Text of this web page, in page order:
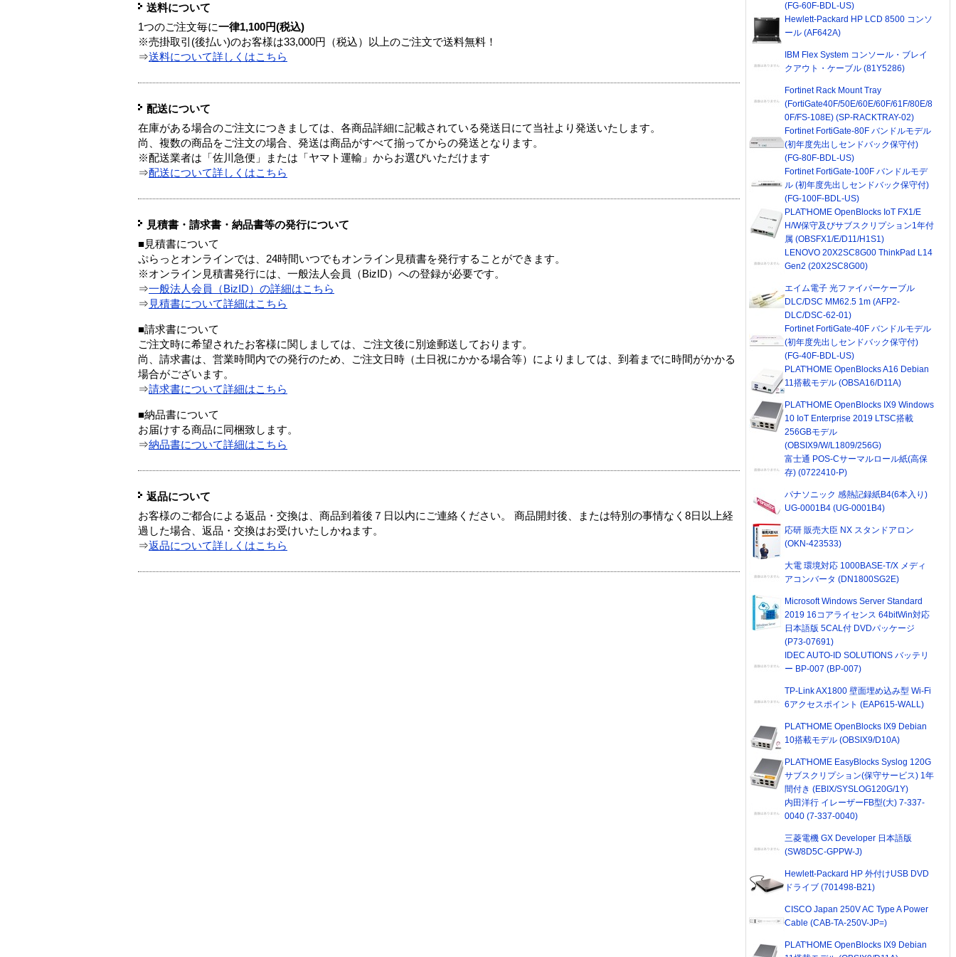
送料について
1つのご注文毎に一律1,100円(税込)
※売掛取引(後払い)のお客様は33,000円（税込）以上のご注文で送料無料！
⇒送料について詳しくはこちら
配送について
在庫がある場合のご注文につきましては、各商品詳細に記載されている発送日にて当社より発送いたします。
尚、複数の商品をご注文の場合、発送は商品がすべて揃ってからの発送となります。
※配送業者は「佐川急便」または「ヤマト運輸」からお選びいただけます
⇒配送について詳しくはこちら
見積書・請求書・納品書等の発行について
■見積書について
ぷらっとオンラインでは、24時間いつでもオンライン見積書を発行することができます。
※オンライン見積書発行には、一般法人会員（BizID）への登録が必要です。
⇒一般法人会員（BizID）の詳細はこちら
⇒ 見積書について詳細はこちら
■請求書について
ご注文時に希望されたお客様に関しましては、ご注文後に別途郵送しております。
尚、請求書は、営業時間内での発行のため、ご注文日時（土日祝にかかる場合等）によりましては、到着までに時間がかかる
場合がございます。
⇒請求書について詳細はこちら
■納品書について
お届けする商品に同梱致します。
⇒納品書について詳細はこちら
返品について
お客様のご都合による返品・交換は、商品到着後７日以内にご連絡ください。 商品開封後、または特別の事情なく8日以上経
過した場合、返品・交換はお受けいたしかねます。
⇒返品について詳しくはこちら
(FG-60F-BDL-US)
Hewlett-Packard HP LCD 8500 コンソ
ール (AF642A)
IBM Flex System コンソール・ブレイ
クアウト・ケーブル (81Y5286)
Fortinet Rack Mount Tray
(FortiGate40F/50E/60E/60F/61F/80E/8
0F/FS-108E) (SP-RACKTRAY-02)
Fortinet FortiGate-80F バンドルモデル
(初年度先出しセンドバック保守付)
(FG-80F-BDL-US)
Fortinet FortiGate-100F バンドルモデ
ル (初年度先出しセンドバック保守付)
(FG-100F-BDL-US)
PLAT'HOME OpenBlocks IoT FX1/E
H/W保守及びサブスクリプション1年付
属 (OBSFX1/E/D11/H1S1)
LENOVO 20X2SC8G00 ThinkPad L14
Gen2 (20X2SC8G00)
エイム電子 光ファイバーケーブル
DLC/DSC MM62.5 1m (AFP2-
DLC/DSC-62-01)
Fortinet FortiGate-40F バンドルモデル
(初年度先出しセンドバック保守付)
(FG-40F-BDL-US)
PLAT'HOME OpenBlocks A16 Debian
11搭載モデル (OBSA16/D11A)
PLAT'HOME OpenBlocks IX9 Windows
10 IoT Enterprise 2019 LTSC搭載
256GBモデル
(OBSIX9/W/L1809/256G)
富士通 POS-Cサーマルロール紙(高保
存) (0722410-P)
パナソニック 感熱記録紙B4(6本入り)
UG-0001B4 (UG-0001B4)
応研 販売大臣 NX スタンドアロン
(OKN-423533)
大電 環境対応 1000BASE-T/X メディ
アコンバータ (DN1800SG2E)
Microsoft Windows Server Standard
2019 16コアライセンス 64bitWin対応
日本語版 5CAL付 DVDパッケージ
(P73-07691)
IDEC AUTO-ID SOLUTIONS バッテリ
ー BP-007 (BP-007)
TP-Link AX1800 壁面埋め込み型 Wi-Fi
6アクセスポイント (EAP615-WALL)
PLAT'HOME OpenBlocks IX9 Debian
10搭載モデル (OBSIX9/D10A)
PLAT'HOME EasyBlocks Syslog 120G
サブスクリプション(保守サービス) 1年
間付き (EBIX/SYSLOG120G/1Y)
内田洋行 イレーザーFB型(大) 7-337-
0040 (7-337-0040)
三菱電機 GX Developer 日本語版
(SW8D5C-GPPW-J)
Hewlett-Packard HP 外付けUSB DVD
ドライブ (701498-B21)
CISCO Japan 250V AC Type A Power
Cable (CAB-TA-250V-JP=)
PLAT'HOME OpenBlocks IX9 Debian